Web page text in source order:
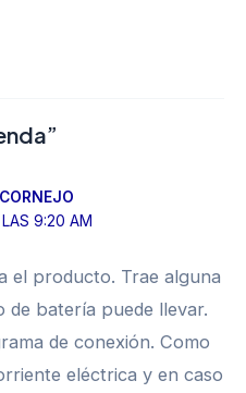
9:20 AM
el producto. Trae alguna
de batería puede llevar.
de conexión. Como
eléctrica y en caso